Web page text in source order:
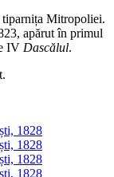
tiparnița Mitropoliei.
apărut în primul
IV Dascălul.